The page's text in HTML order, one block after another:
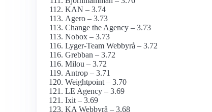
KAN – 3.74
Agero – 3.73
Change the Agency – 3.73
Nobox – 3.73
Lyger-Team Webbyrå – 3.72
Grebban – 3.72
Milou – 3.72
Antrop – 3.71
Weightpoint – 3.70
LE Agency – 3.69
Ixit – 3.69
KA Webbyrå – 3.68